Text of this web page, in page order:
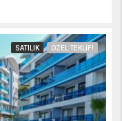
SATILIK ÖZEL TEKLIF!